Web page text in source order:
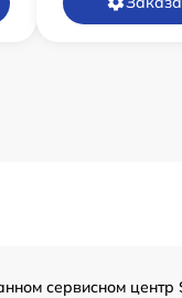
сервисном